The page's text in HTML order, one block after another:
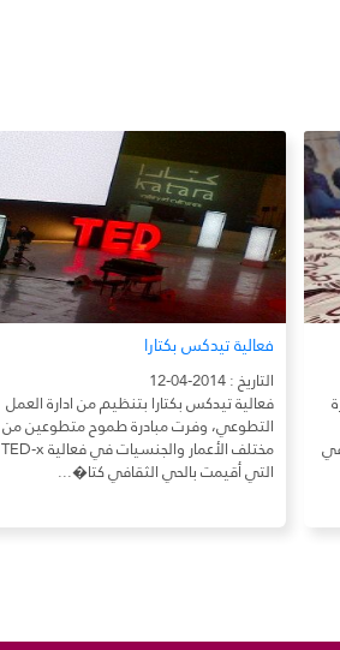
فعالية تيدكس بكتارا
التاريخ : 2014-04-12
فعالية تيدكس بكتارا بتنظيم من ادارة العمل
التطوعي، وفرت مبادرة طموح متطوعين من
مختلف الأعمار والجنسيات في فعالية TED-x
التي أقيمت بالحي الثقافي كتا�...